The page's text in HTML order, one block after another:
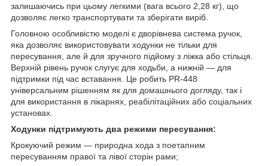
залишаючись при цьому легкими (вага всього 2,28 кг), що
дозволяє легко транспортувати та зберігати виріб.
Головною особливістю моделі є дворівнева система ручок,
яка дозволяє використовувати ходунки не тільки для
пересування, але й для зручного підйому з ліжка або стільця.
Верхній рівень ручок слугує для ходьби, а нижній — для
підтримки під час вставання. Це робить PR-448
універсальним рішенням як для домашнього догляду, так і
для використання в лікарнях, реабілітаційних або соціальних
установах.
Ходунки підтримують два режими пересування:
Крокуючий режим — природна хода з поетапним
пересуванням правої та лівої сторін рами;